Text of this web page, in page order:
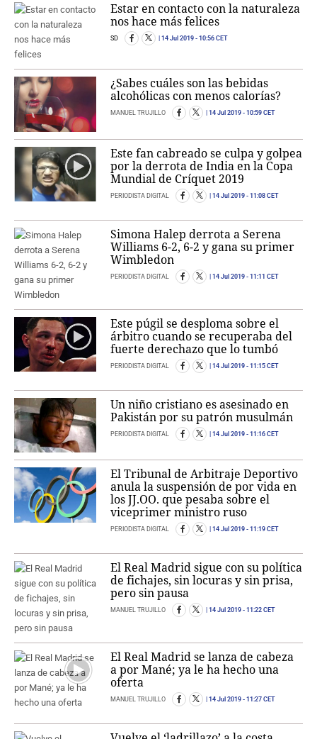
Estar en contacto con la naturaleza
nos hace más felices
SD 14 Jul 2019 - 10:56 CET
¿Sabes cuáles son las bebidas
alcohólicas con menos calorías?
MANUEL TRUJILLO 14 Jul 2019 - 10:59 CET
Este fan cabreado se culpa y golpea
por la derrota de India en la Copa
Mundial de Críquet 2019
PERIODISTA DIGITAL 14 Jul 2019 - 11:08 CET
Simona Halep derrota a Serena
Williams 6-2, 6-2 y gana su primer
Wimbledon
PERIODISTA DIGITAL 14 Jul 2019 - 11:11 CET
Este púgil se desploma sobre el
árbitro cuando se recuperaba del
fuerte derechazo que lo tumbó
PERIODISTA DIGITAL 14 Jul 2019 - 11:15 CET
Un niño cristiano es asesinado en
Pakistán por su patrón musulmán
PERIODISTA DIGITAL 14 Jul 2019 - 11:16 CET
El Tribunal de Arbitraje Deportivo
anula la suspensión de por vida en
los JJ.OO. que pesaba sobre el
viceprimer ministro ruso
PERIODISTA DIGITAL 14 Jul 2019 - 11:19 CET
El Real Madrid sigue con su política
de fichajes, sin locuras y sin prisa,
pero sin pausa
MANUEL TRUJILLO 14 Jul 2019 - 11:22 CET
El Real Madrid se lanza de cabeza
a por Mané; ya le ha hecho una
oferta
MANUEL TRUJILLO 14 Jul 2019 - 11:27 CET